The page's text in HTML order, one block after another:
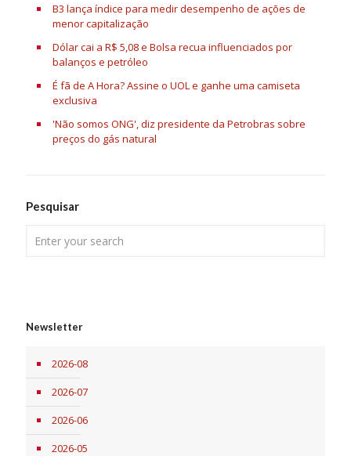
B3 lança índice para medir desempenho de ações de
menor capitalização
Dólar cai a R$ 5,08 e Bolsa recua influenciados por
balanços e petróleo
É fã de A Hora? Assine o UOL e ganhe uma camiseta
exclusiva
'Não somos ONG', diz presidente da Petrobras sobre
preços do gás natural
Pesquisar
Newsletter
2026-08
2026-07
2026-06
2026-05